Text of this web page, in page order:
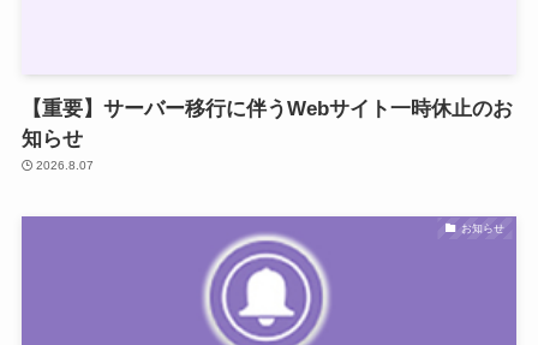
【重要】サーバー移行に伴うWebサイト一時休止のお
知らせ
2026.8.07
お知らせ